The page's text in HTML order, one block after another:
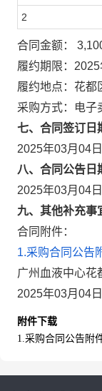
2
合同金额：
履约期限：
履约地点：花都
采购方式：电子
七、合同签订日
2025年03月04日
八、合同公告日
2025年03月04日
九、其他补充事
合同附件：
1.采购合同公告
广州血液中心花
2025年03月04日
附件下载
1.采购合同公告附